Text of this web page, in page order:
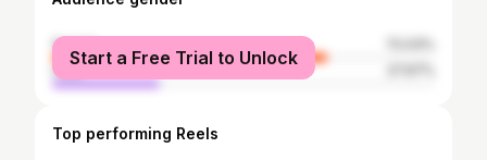
female
male
Start a Free Trial to Unlock
Top performing Reels